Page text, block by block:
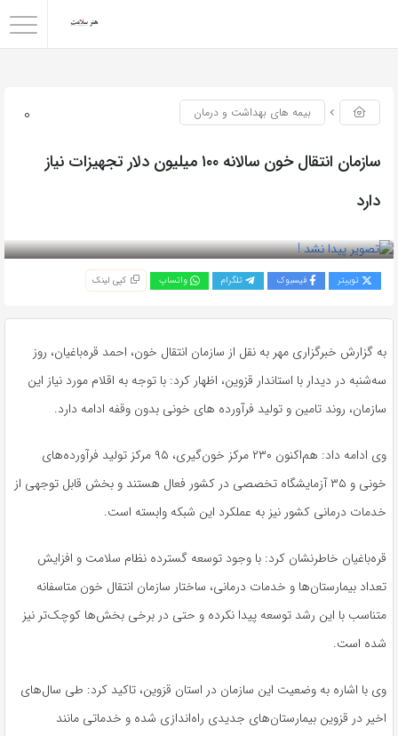
0 بیمه های بهداشت و درمان
سازمان انتقال خون سالانه ۱۰۰ میلیون دلار تجهیزات نیاز
دارد
توییتر فیسبوک تلگرام واتساپ کپی لینک
به گزارش خبرگزاری مهر به نقل از سازمان انتقال خون، احمد قره‌باغیان، روز
سه‌شنبه در دیدار با استاندار قزوین، اظهار کرد: با توجه به اقلام مورد نیاز این
سازمان، روند تامین و تولید فرآورده های خونی بدون وقفه ادامه دارد.
وی ادامه داد: هم‌اکنون ۲۳۰ مرکز خون‌گیری، ۹۵ مرکز تولید فرآورده‌های
خونی و ۳۵ آزمایشگاه تخصصی در کشور فعال هستند و بخش قابل توجهی از
خدمات درمانی کشور نیز به عملکرد این شبکه وابسته است.
قره‌باغیان خاطرنشان کرد: با وجود توسعه گسترده نظام سلامت و افزایش
تعداد بیمارستان‌ها و خدمات درمانی، ساختار سازمان انتقال خون متاسفانه
متناسب با این رشد توسعه پیدا نکرده و حتی در برخی بخش‌ها کوچک‌تر نیز
شده است.
وی با اشاره به وضعیت این سازمان در استان قزوین، تاکید کرد: طی سال‌های
اخیر در قزوین بیمارستان‌های جدیدی راه‌اندازی شده و خدماتی مانند